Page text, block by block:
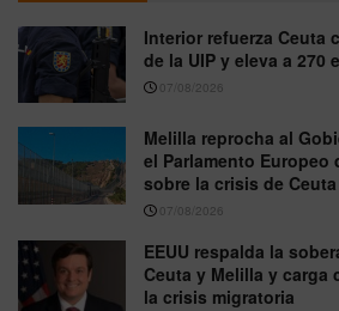
Interior refuerza Ceuta
de la UIP y eleva a
07/08/2026
Melilla reprocha al
el Parlamento Europeo
sobre la crisis de Ceuta
07/08/2026
EEUU respalda la
Ceuta y Melilla y carga
la crisis migratoria